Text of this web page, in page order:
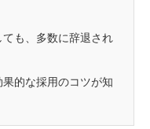
も、多数に辞退され
的な採用のコツが知